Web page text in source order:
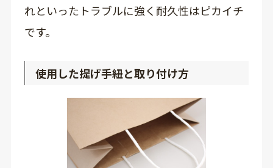
れといったトラブルに強く耐久性はピカイチ
です。
使用した提げ手紐と取り付け方